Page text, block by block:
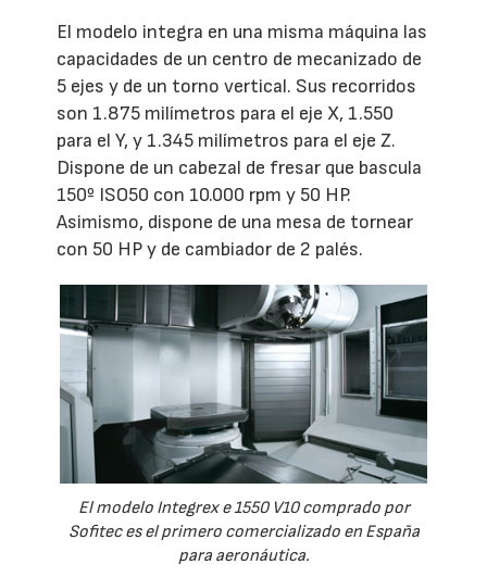
El modelo integra en una misma máquina las
capacidades de un centro de mecanizado de
5 ejes y de un torno vertical. Sus recorridos
son 1.875 milímetros para el eje X, 1.550
para el Y, y 1.345 milímetros para el eje Z.
Dispone de un cabezal de fresar que bascula
150º ISO50 con 10.000 rpm y 50 HP.
Asimismo, dispone de una mesa de tornear
con 50 HP y de cambiador de 2 palés.
El modelo Integrex e 1550 V10 comprado por
Sofitec es el primero comercializado en España
para aeronáutica.